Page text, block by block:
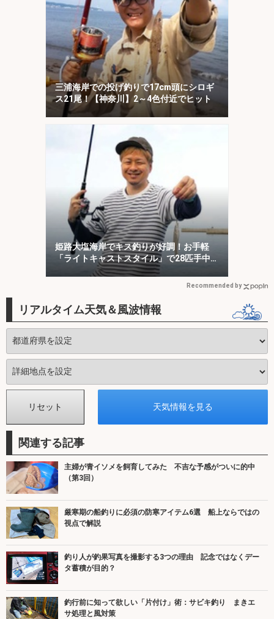
三浦海岸での投げ釣りで17cm頭にシロギ
ス21尾！【神奈川】2～4色付近でヒット
姫路大塩海岸でキス釣りが好調！お手軽
「ライトキャストスタイル」で28匹手中
Recommended by
リアルタイム天気＆風波情報
関連する記事
主婦が青イソメを飼育してみた 不吉な予感がついに的中
（第3回）
厳寒期の船釣りに必須の防寒アイテム6選 船上ならではの
視点で解説
釣り人が釣果写真を撮影する3つの理由 記念ではなくデー
タ蓄積が目的？
釣行前に知って欲しい「片付け」術：サビキ釣り まきエ
サ処理と風対策